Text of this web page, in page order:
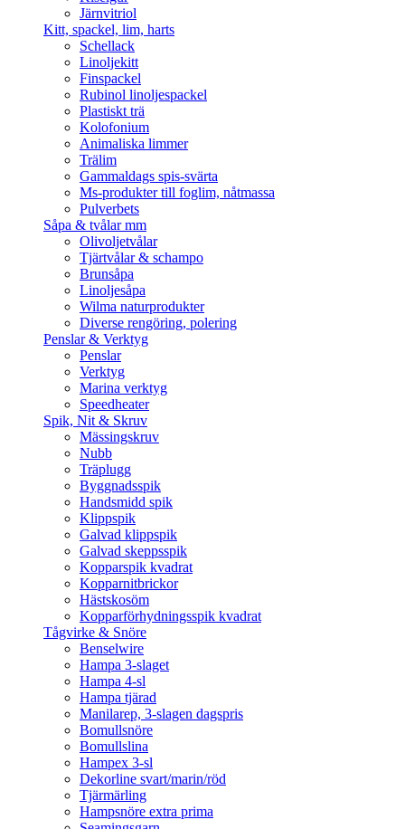
Järnvitriol
Kitt, spackel, lim, harts
Schellack
Linoljekitt
Finspackel
Rubinol linoljespackel
Plastiskt trä
Kolofonium
Animaliska limmer
Trälim
Gammaldags spis-svärta
Ms-produkter till foglim, nåtmassa
Pulverbets
Såpa & tvålar mm
Olivoljetvålar
Tjärtvålar & schampo
Brunsåpa
Linoljesåpa
Wilma naturprodukter
Diverse rengöring, polering
Penslar & Verktyg
Penslar
Verktyg
Marina verktyg
Speedheater
Spik, Nit & Skruv
Mässingskruv
Nubb
Träplugg
Byggnadsspik
Handsmidd spik
Klippspik
Galvad klippspik
Galvad skeppsspik
Kopparspik kvadrat
Kopparnitbrickor
Hästskosöm
Kopparförhydningsspik kvadrat
Tågvirke & Snöre
Benselwire
Hampa 3-slaget
Hampa 4-sl
Hampa tjärad
Manilarep, 3-slagen dagspris
Bomullsnöre
Bomullslina
Hampex 3-sl
Dekorline svart/marin/röd
Tjärmärling
Hampsnöre extra prima